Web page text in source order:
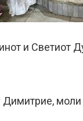
и Светиот
моли